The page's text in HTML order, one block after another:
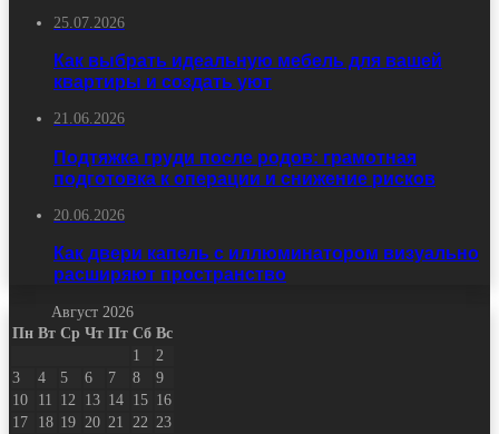
25.07.2026
Как выбрать идеальную мебель для вашей
квартиры и создать уют
21.06.2026
Подтяжка груди после родов: грамотная
подготовка к операции и снижение рисков
20.06.2026
Как двери капель с иллюминатором визуально
расширяют пространство
Август 2026
Пн Вт Ср Чт Пт Сб Вс
1
2
3
4 5 6 7 8
9
10
11 12 13 14 15 16
17
18 19 20 21 22 23